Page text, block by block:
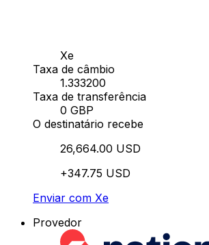
Xe
Taxa de câmbio
1.333200
Taxa de transferência
0 GBP
O destinatário recebe
26,664.00 USD
+347.75 USD
Enviar com Xe
Provedor